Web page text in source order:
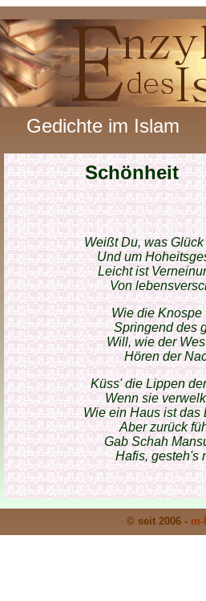
Gedichte im Islam
Schönheit
Weißt Du, was
Und um
Leicht ist
Von
Wie die Knospe
Springend des
Will, wie der
Hören der
Küss' die Lippen
Wenn sie
Wie ein Haus ist das
Aber zurück
Gab Schah
Hafis, gesteh's
© seit 2006 -